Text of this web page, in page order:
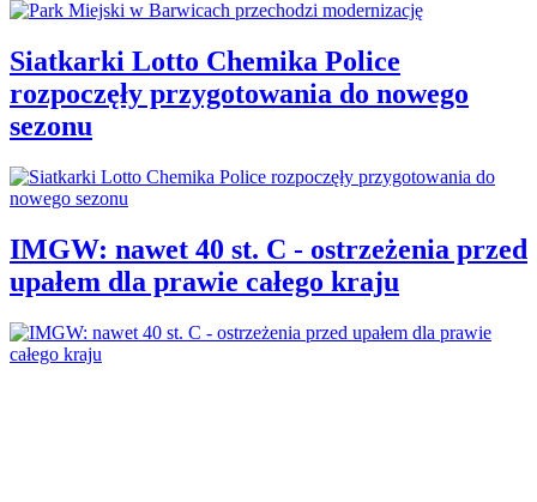
Siatkarki Lotto Chemika Police
rozpoczęły przygotowania do nowego
sezonu
IMGW: nawet 40 st. C - ostrzeżenia przed
upałem dla prawie całego kraju